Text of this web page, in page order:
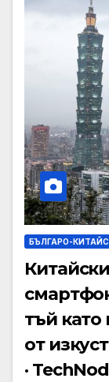
БЪЛГАРО-
тъй като
от
·